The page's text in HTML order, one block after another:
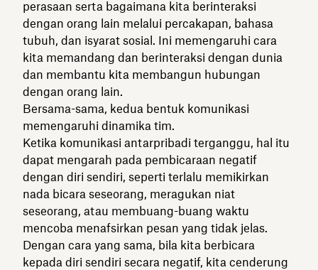
perasaan serta bagaimana kita berinteraksi
dengan orang lain melalui percakapan, bahasa
tubuh, dan isyarat sosial. Ini memengaruhi cara
kita memandang dan berinteraksi dengan dunia
dan membantu kita membangun hubungan
dengan orang lain.
Bersama-sama, kedua bentuk komunikasi
memengaruhi dinamika tim.
Ketika komunikasi antarpribadi terganggu, hal itu
dapat mengarah pada pembicaraan negatif
dengan diri sendiri, seperti terlalu memikirkan
nada bicara seseorang, meragukan niat
seseorang, atau membuang-buang waktu
mencoba menafsirkan pesan yang tidak jelas.
Dengan cara yang sama, bila kita berbicara
kepada diri sendiri secara negatif, kita cenderung